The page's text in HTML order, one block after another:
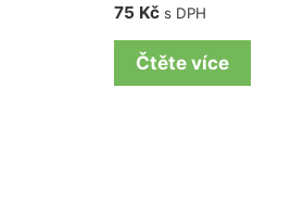
75 Kč s DPH
Čtěte více